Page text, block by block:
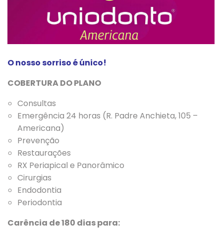
O nosso sorriso é único!
COBERTURA DO PLANO
Consultas
Emergência 24 horas (R. Padre Anchieta, 105 –
Americana)
Prevenção
Restaurações
RX Periapical e Panorâmico
Cirurgias
Endodontia
Periodontia
Carência de 180 dias para: